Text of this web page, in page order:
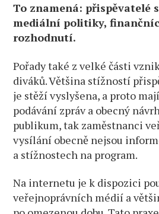
To znamená: přispěvatelé
mediální politiky,
rozhodnutí.
Pořady také z velké části
diváků. Většina stížností
je stěží vyslyšena, a proto
podávání zpráv a obecný
publikum, tak zaměstnanci
vysílání obecně nejsou
a stížnostech na program.
Na internetu je k dispozici
veřejnoprávních médií a